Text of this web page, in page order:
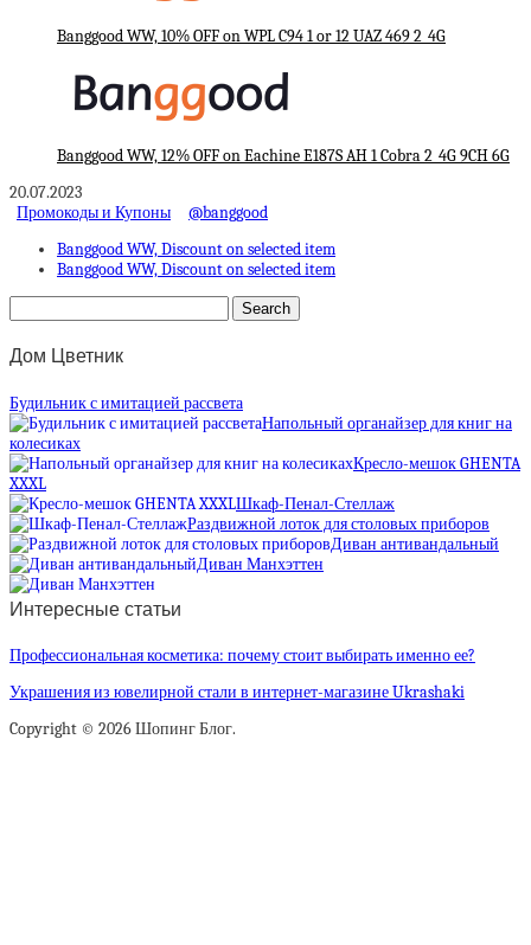
Banggood WW, 10% OFF on WPL C94 1 or 12 UAZ 469 2_4G
Banggood WW, 12% OFF on Eachine E187S AH 1 Cobra 2_4G 9CH 6G
20.07.2023
Промокоды и Купоны
@banggood
Banggood WW, Discount on selected item
Banggood WW, Discount on selected item
Дом Цветник
Будильник с имитацией рассвета
Напольный органайзер для книг на
колесиках
Кресло-мешок GHENTA
XXXL
Шкаф-Пенал-Стеллаж
Раздвижной лоток для столовых приборов
Диван антивандальный
Диван Манхэттен
Интересные статьи
Профессиональная косметика: почему стоит выбирать именно ее?
Украшения из ювелирной стали в интернет-магазине Ukrashaki
Copyright © 2026 Шопинг Блог.